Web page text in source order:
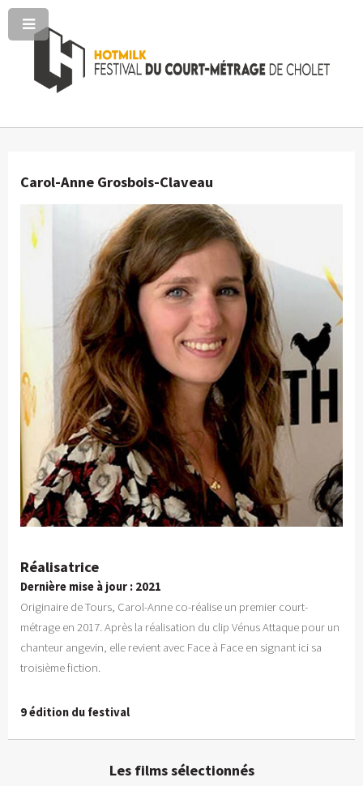
Carol-Anne Grosbois-Claveau
Réalisatrice
Dernière mise à jour : 2021
Originaire de Tours, Carol-Anne co-réalise un premier court-
métrage en 2017. Après la réalisation du clip Vénus Attaque pour un
chanteur angevin, elle revient avec Face à Face en signant ici sa
troisième fiction.
9 édition du festival
Les films sélectionnés